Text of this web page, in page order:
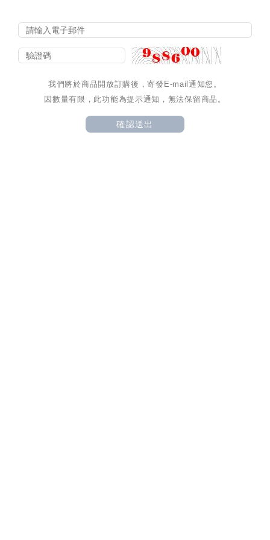
我們將於商品開放訂購後，寄發E-mail通知您。
因數量有限，此功能為提示通知，無法保留商品。
確認送出